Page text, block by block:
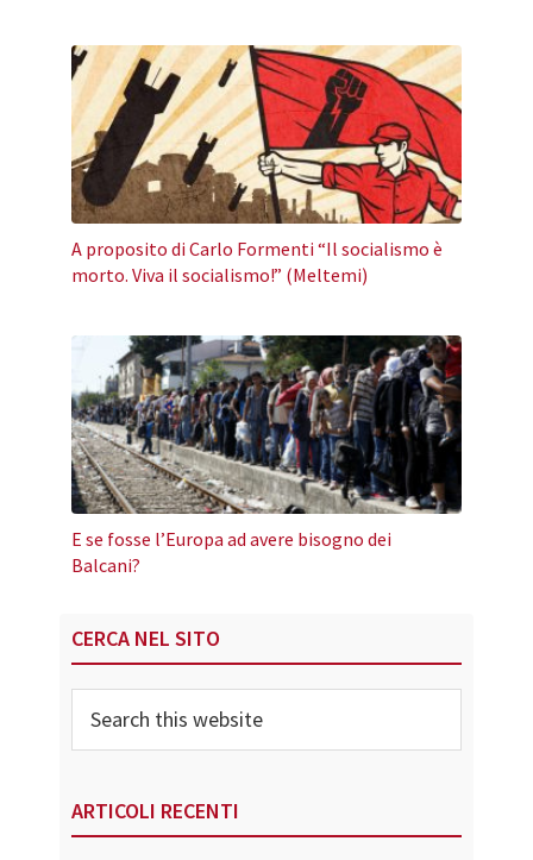
A proposito di Carlo Formenti “Il socialismo è
morto. Viva il socialismo!” (Meltemi)
E se fosse l’Europa ad avere bisogno dei
Balcani?
Primary
Sidebar
CERCA NEL SITO
this
ARTICOLI RECENTI